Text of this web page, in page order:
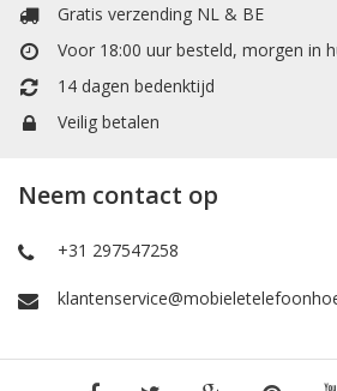
Gratis verzending NL & BE
Voor 18:00 uur besteld, morgen in
14 dagen bedenktijd
Veilig betalen
Neem contact op
+31 297547258